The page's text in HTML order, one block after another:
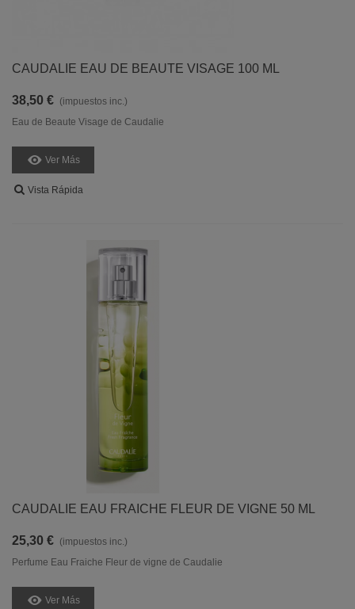
CAUDALIE EAU DE BEAUTE VISAGE 100 ML
38,50 € (impuestos inc.)
Eau de Beaute Visage de Caudalie
Ver Más
Vista Rápida
CAUDALIE EAU FRAICHE FLEUR DE VIGNE 50 ML
25,30 € (impuestos inc.)
Perfume Eau Fraiche Fleur de vigne de Caudalie
Ver Más